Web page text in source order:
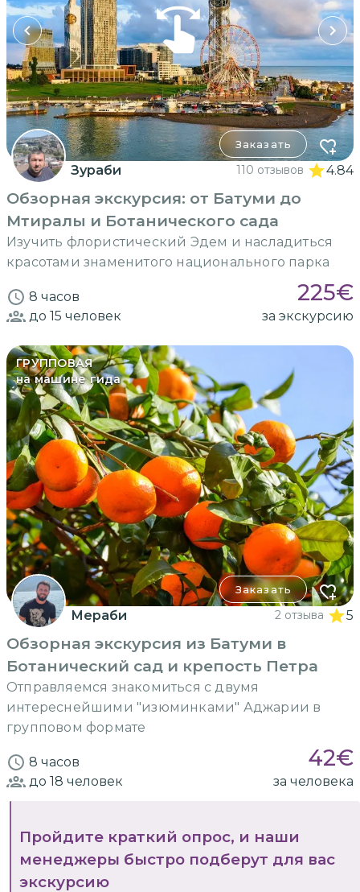
Заказать
Зураби 110 отзывов 4.84
Обзорная экскурсия: от Батуми до
Мтиралы и Ботанического сада
Изучить флористический Эдем и насладиться
красотами знаменитого национального парка
8 часов 225€
до 15 человек за экскурсию
ГРУППОВАЯ
на машине гида
Заказать
Мераби 2 отзыва 5
Обзорная экскурсия из Батуми в
Ботанический сад и крепость Петра
Отправляемся знакомиться с двумя
интереснейшими "изюминками" Аджарии в
групповом формате
8 часов 42€
до 18 человек за человека
Пройдите краткий опрос, и наши
менеджеры быстро подберут для вас
экскурсию